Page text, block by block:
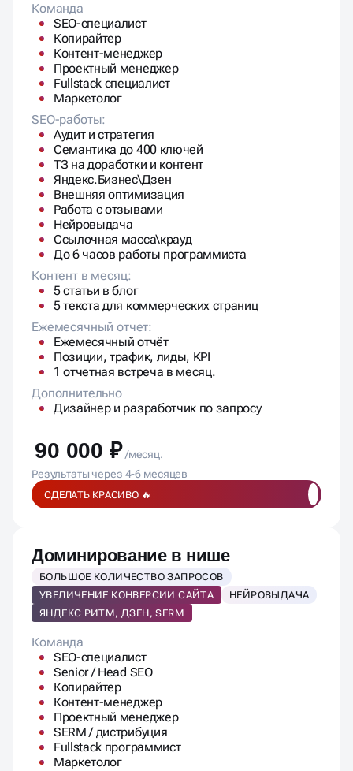
Команда
SEO-специалист
Копирайтер
Контент-менеджер
Проектный менеджер
Fullstack специалист
Маркетолог
SEO-работы:
Аудит и стратегия
Семантика до 400 ключей
ТЗ на доработки и контент
Яндекс.Бизнес\Дзен
Внешняя оптимизация
Работа с отзывами
Нейровыдача
Ссылочная масса\крауд
До 6 часов работы программиста
Контент в месяц:
5 статьи в блог
5 текста для коммерческих страниц
Ежемесячный отчет:
Ежемесячный отчёт
Позиции, трафик, лиды, KPI
1 отчетная встреча в месяц.
Дополнительно
Дизайнер и разработчик по запросу
90 000 ₽ /месяц.
Результаты через 4-6 месяцев
СДЕЛАТЬ КРАСИВО 🔥
Доминирование в нише
БОЛЬШОЕ КОЛИЧЕСТВО ЗАПРОСОВ
УВЕЛИЧЕНИЕ КОНВЕРСИИ САЙТА
НЕЙРОВЫДАЧА
ЯНДЕКС РИТМ, ДЗЕН, SERM
Команда
SEO-специалист
Senior / Head SEO
Копирайтер
Контент-менеджер
Проектный менеджер
SERM / дистрибуция
Fullstack программист
Маркетолог